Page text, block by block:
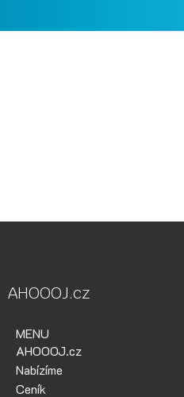
AHOOOJ.cz
MENU
AHOOOJ.cz
Nabízíme
Ceník